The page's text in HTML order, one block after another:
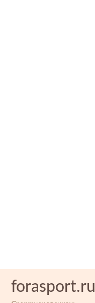
forasport.ru